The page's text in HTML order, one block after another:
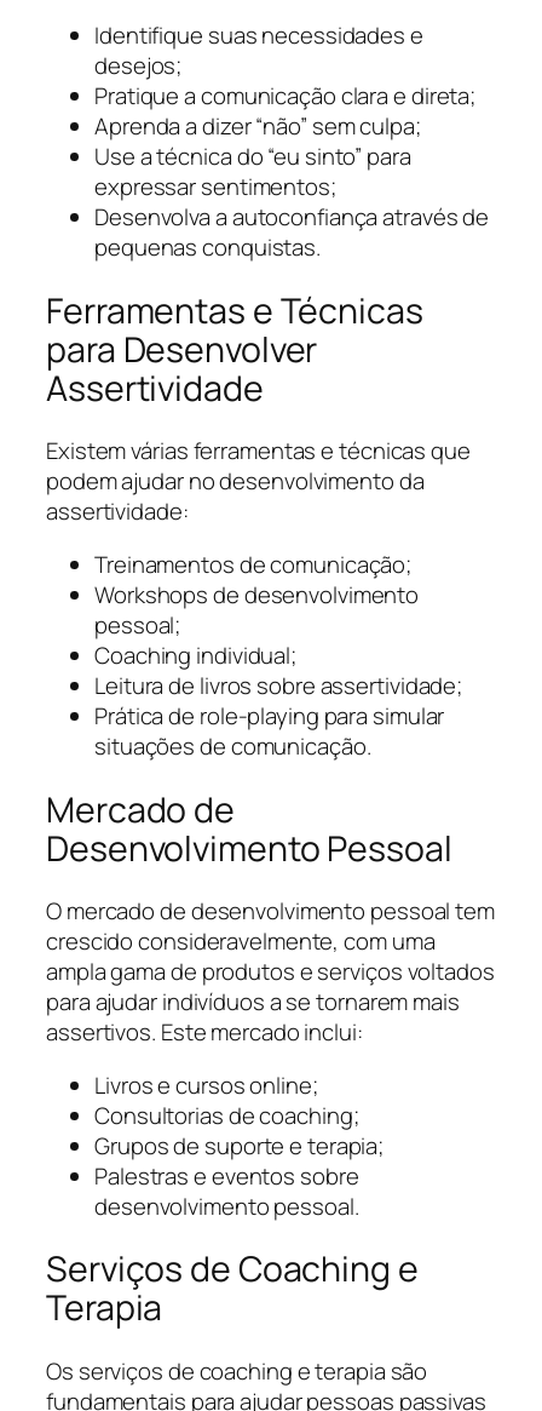
Identifique suas necessidades e
desejos;
Pratique a comunicação clara e direta;
Aprenda a dizer “não” sem culpa;
Use a técnica do “eu sinto” para
expressar sentimentos;
Desenvolva a autoconfiança através de
pequenas conquistas.
Ferramentas e Técnicas
para Desenvolver
Assertividade
Existem várias ferramentas e técnicas que
podem ajudar no desenvolvimento da
assertividade:
Treinamentos de comunicação;
Workshops de desenvolvimento
pessoal;
Coaching individual;
Leitura de livros sobre assertividade;
Prática de role-playing para simular
situações de comunicação.
Mercado de
Desenvolvimento Pessoal
O mercado de desenvolvimento pessoal tem
crescido consideravelmente, com uma
ampla gama de produtos e serviços voltados
para ajudar indivíduos a se tornarem mais
assertivos. Este mercado inclui:
Livros e cursos online;
Consultorias de coaching;
Grupos de suporte e terapia;
Palestras e eventos sobre
desenvolvimento pessoal.
Serviços de Coaching e
Terapia
Os serviços de coaching e terapia são
fundamentais para ajudar pessoas passivas